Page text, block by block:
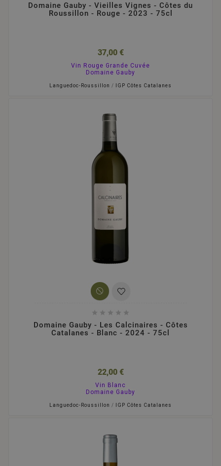
Domaine Gauby - Vieilles Vignes - Côtes du
Roussillon - Rouge - 2023 - 75cl
37,00 €
Vin Rouge Grande Cuvée
Domaine Gauby
Languedoc-Roussillon / IGP Côtes Catalanes
    
Domaine Gauby - Les Calcinaires - Côtes
Catalanes - Blanc - 2024 - 75cl
22,00 €
Vin Blanc
Domaine Gauby
Languedoc-Roussillon / IGP Côtes Catalanes